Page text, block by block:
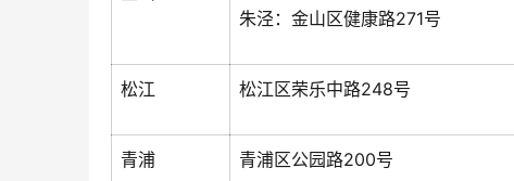
朱泾：金山区健康路271号
松江 松江区荣乐中路248号
青浦 青浦区公园路200号